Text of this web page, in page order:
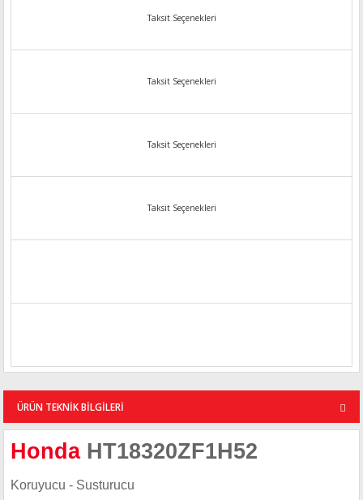
Taksit Seçenekleri
Taksit Seçenekleri
Taksit Seçenekleri
Taksit Seçenekleri
ÜRÜN TEKNİK BİLGİLERİ
Honda HT18320ZF1H52
Koruyucu - Susturucu